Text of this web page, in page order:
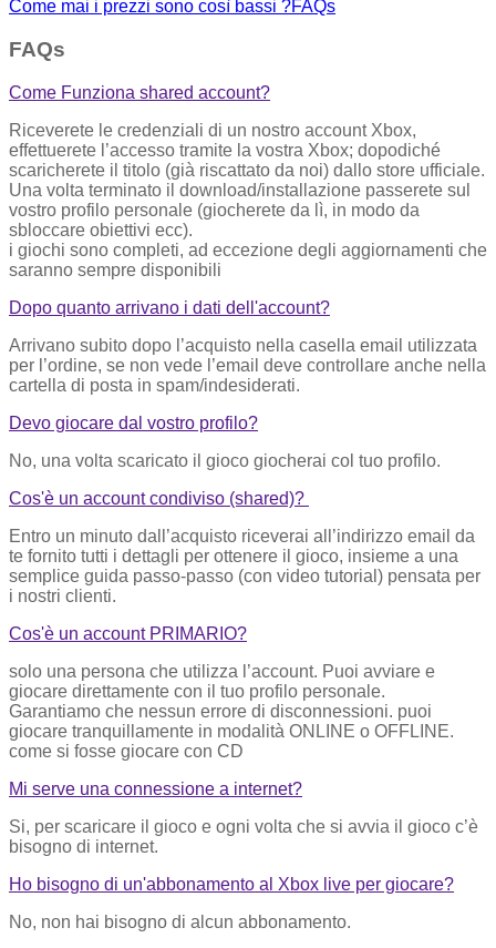
Come mai i prezzi sono così bassi ?​FAQs
FAQs
Come Funziona shared account?
Riceverete le credenziali di un nostro account Xbox,
effettuerete l’accesso tramite la vostra Xbox; dopodiché
scaricherete il titolo (già riscattato da noi) dallo store ufficiale.
Una volta terminato il download/installazione passerete sul
vostro profilo personale (giocherete da lì, in modo da
sbloccare obiettivi ecc).
i giochi sono completi, ad eccezione degli aggiornamenti che
saranno sempre disponibili
Dopo quanto arrivano i dati dell'account?
Arrivano subito dopo l’acquisto nella casella email utilizzata
per l’ordine, se non vede l’email deve controllare anche nella
cartella di posta in spam/indesiderati.
Devo giocare dal vostro profilo?
No, una volta scaricato il gioco giocherai col tuo profilo.
Cos'è un account condiviso (shared)?
Entro un minuto dall’acquisto riceverai all’indirizzo email da
te fornito tutti i dettagli per ottenere il gioco, insieme a una
semplice guida passo-passo (con video tutorial) pensata per
i nostri clienti.
Cos'è un account PRIMARIO?
solo una persona che utilizza l’account. Puoi avviare e
giocare direttamente con il tuo profilo personale.
Garantiamo che nessun errore di disconnessioni. puoi
giocare tranquillamente in modalità ONLINE o OFFLINE.
come si fosse giocare con CD
Mi serve una connessione a internet?
Si, per scaricare il gioco e ogni volta che si avvia il gioco c’è
bisogno di internet.
Ho bisogno di un'abbonamento al Xbox live per giocare?
No, non hai bisogno di alcun abbonamento.